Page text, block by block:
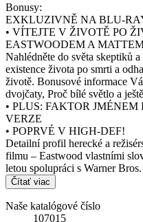
Bonusy:
EXKLUZIVNĚ NA BLU-
• VÍTEJTE V ŽIVOTĚ PO
EASTWOODEM A
Nahlédněte do světa skeptiků
existence života po smrti a
životě. Bonusové informace
dvojčaty, Proč bílé světlo a
• PLUS: FAKTOR
VERZE
• POPRVÉ V HIGH-DEF!
Detailní profil herecké a
filmu – Eastwood vlastními
letou spolupráci s Warner Bros.
Čítať viac
Naše katalógové číslo
107015